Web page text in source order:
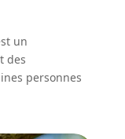
un
des
personnes